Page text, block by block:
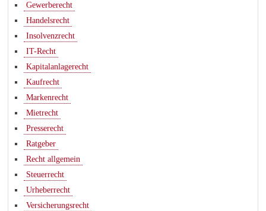
Gewerberecht
Handelsrecht
Insolvenzrecht
IT-Recht
Kapitalanlagerecht
Kaufrecht
Markenrecht
Mietrecht
Presserecht
Ratgeber
Recht allgemein
Steuerrecht
Urheberrecht
Versicherungsrecht